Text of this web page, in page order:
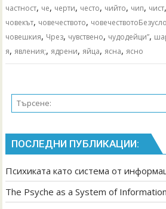
частност, че, черти, често, чийто, чип, чист,
човекът, човечеството,
човешкия, Чрез, чувствено, чудодейци”,
я, явления;, ядрени, яйца, ясна, ясно
ПОСЛЕДНИ ПУБЛИКАЦИИ:
Психиката като система от
The Psyche as a System of Information